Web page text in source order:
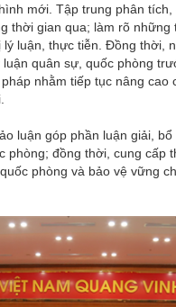
mới. Tập trung phân
thời gian qua; làm rõ
luận, thực tiễn. Đồng thời,
quân sự, quốc phòng
nhằm tiếp tục nâng cao
luận góp phần luận giải,
đồng thời, cung cấp
phòng và bảo vệ vững